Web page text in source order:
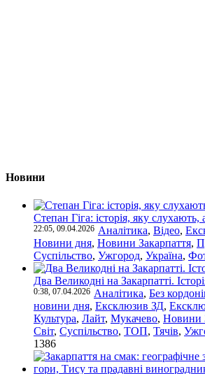
Новини
Степан Гіга: історія, яку слухають,
22:05, 09.04.2026 Аналітика, Відео,
Новини дня, Новини Закарпаття,
Суспільство, Ужгород, Україна,
Два Великодні на Закарпатті.
0:38, 07.04.2026 Аналітика, Без
новини дня, Ексклюзив ЗД,
Культура, Лайт, Мукачево, Новини
Світ, Суспільство, ТОП, Тячів,
1386